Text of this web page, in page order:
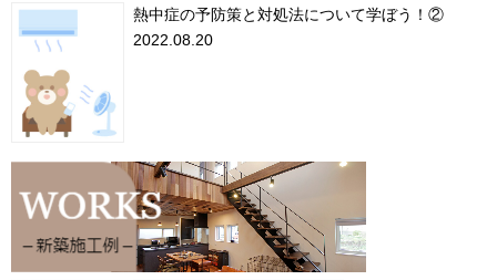
熱中症の予防策と対処法について学ぼう！②
2022.08.20